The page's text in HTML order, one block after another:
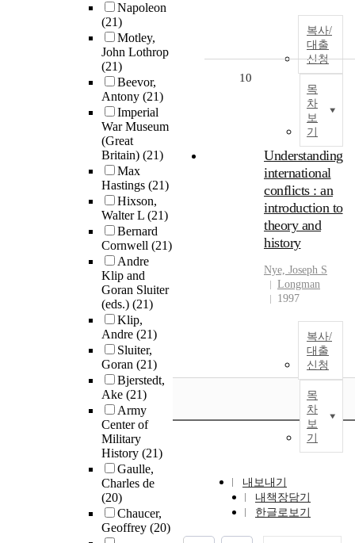
Napoleon
(21)
Motley,
John Lothrop
(21)
Beevor,
Antony (21)
Imperial
War Museum
(Great
Britain) (21)
Max
Hastings (21)
Hixson,
Walter L (21)
Bernard
Cornwell (21)
Andre
Klip and
Goran Sluiter
(eds.) (21)
Klip,
Andre (21)
Sluiter,
Goran (21)
Bjerstedt,
Ake (21)
Army
Center of
Military
History (21)
Gaulle,
Charles de
(20)
Chaucer,
Geoffrey (20)
복사/
대출
신청
목
차
보
기
10
Understanding
international
conflicts : an
introduction to
theory and
history
Nye, Joseph S
Longman
1997
복사/
대출
신청
목
차
보
기
내보내기
내책장담기
한글로보기